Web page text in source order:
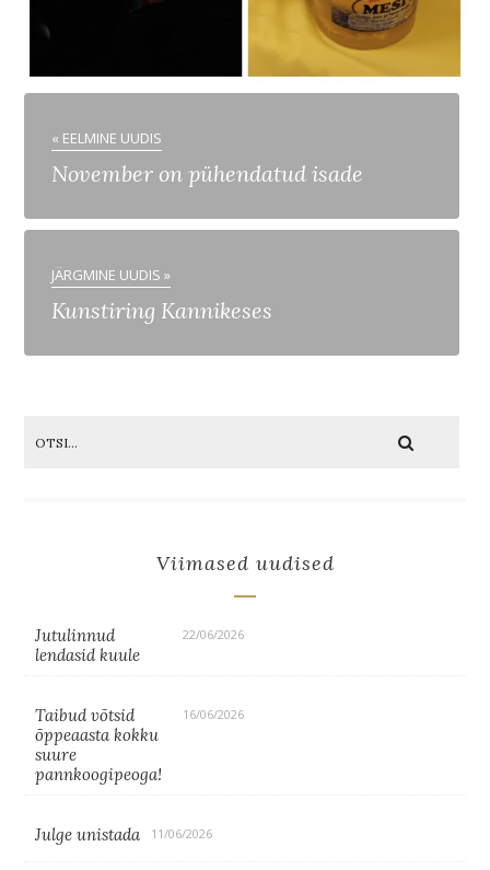
« EELMINE UUDIS
November on pühendatud isade
JÄRGMINE UUDIS »
Kunstiring Kannikeses
Viimased uudised
Jutulinnud
lendasid kuule
22/06/2026
Taibud võtsid
õppeaasta kokku
suure
pannkoogipeoga!
16/06/2026
Julge unistada 11/06/2026